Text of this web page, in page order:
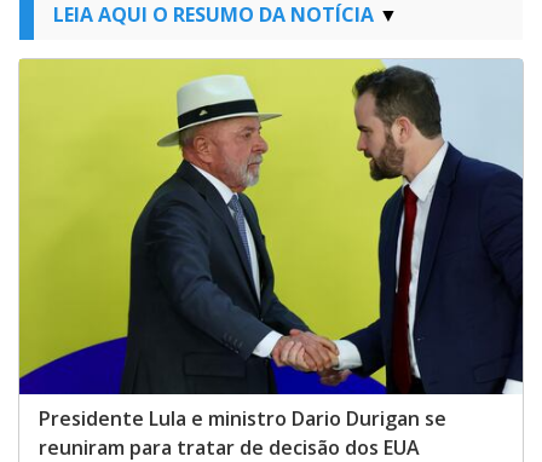
LEIA AQUI O RESUMO DA NOTÍCIA
Presidente Lula e ministro Dario Durigan se
reuniram para tratar de decisão dos EUA